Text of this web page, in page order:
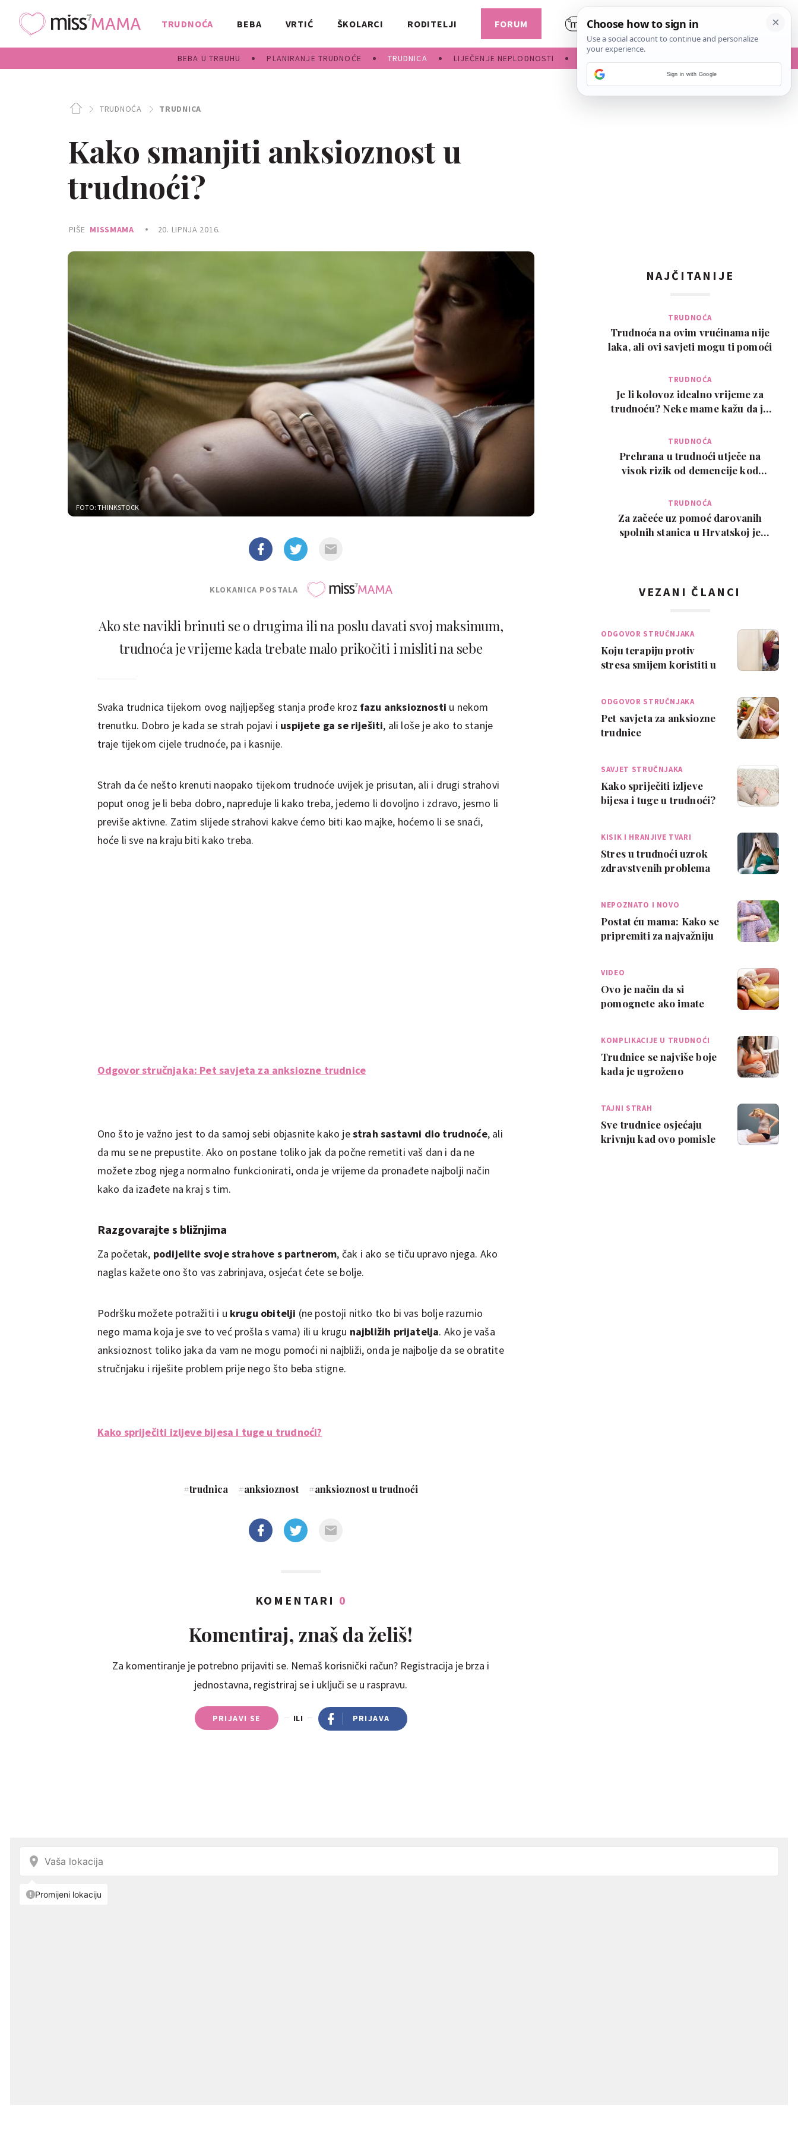
TRUDNOĆA
BEBA U TRBUHU PLANIRANJE TRUDNOĆE TRUDNICA LIJEČENJE NEPLODNOSTI
BEBA VRTIĆ ŠKOLARCI RODITELJI FORUM
TRUDNOĆA TRUDNICA
Kako smanjiti anksioznost u
trudnoći?
PIŠE MISSMAMA 20. LIPNJA 2016.
FOTO: THINKSTOCK
KLOKANICA POSTALA
Ako ste navikli brinuti se o drugima ili na poslu davati svoj maksimum,
trudnoća je vrijeme kada trebate malo prikočiti i misliti na sebe
Svaka trudnica tijekom ovog najljepšeg stanja prođe kroz fazu anksioznosti u nekom
trenutku. Dobro je kada se strah pojavi i uspijete ga se riješiti, ali loše je ako to stanje
traje tijekom cijele trudnoće, pa i kasnije.
Strah da će nešto krenuti naopako tijekom trudnoće uvijek je prisutan, ali i drugi strahovi
poput onog je li beba dobro, napreduje li kako treba, jedemo li dovoljno i zdravo, jesmo li
previše aktivne. Zatim slijede strahovi kakve ćemo biti kao majke, hoćemo li se snaći,
hoće li sve na kraju biti kako treba.
Odgovor stručnjaka: Pet savjeta za anksiozne trudnice
Ono što je važno jest to da samoj sebi objasnite kako jestrah sastavni dio trudnoće, ali
da mu se ne prepustite. Ako on postane toliko jak da počne remetiti vaš dan i da ne
možete zbog njega normalno funkcionirati, onda je vrijeme da pronađete najbolji način
kako da izađete na kraj s tim.
Razgovarajte s bližnjima
Za početak, podijelite svoje strahove s partnerom, čak i ako se tiču upravo njega. Ako
naglas kažete ono što vas zabrinjava, osjećat ćete se bolje.
Podršku možete potražiti i u krugu obitelji (ne postoji nitko tko bi vas bolje razumio
nego mama koja je sve to već prošla s vama) ili u krugu najbližih prijatelja. Ako je vaša
anksioznost toliko jaka da vam ne mogu pomoći ni najbliži, onda je najbolje da se obratite
stručnjaku i riješite problem prije nego što beba stigne.
Kako spriječiti izljeve bijesa i tuge u trudnoći?
#trudnica #anksioznost #anksioznost u trudnoći
KOMENTARI 0
Komentiraj, znaš da želiš!
Za komentiranje je potrebno prijaviti se. Nemaš korisnički račun? Registracija je brza i
jednostavna, registriraj se i uključi se u raspravu.
PRIJAVI SE ILI PRIJAVA
NAJČITANIJE
TRUDNOĆA
Trudnoća na ovim vrućinama nije
laka, ali ovi savjeti mogu ti pomoći
TRUDNOĆA
Je li kolovoz idealno vrijeme za
trudnoću? Neke mame kažu da je
TRUDNOĆA
Prehrana u trudnoći utječe na
visok rizik od demencije kod
TRUDNOĆA
Za začeće uz pomoć darovanih
spolnih stanica u Hrvatskoj je
VEZANI ČLANCI
ODGOVOR STRUČNJAKA
Koju terapiju protiv
stresa smijem koristiti u
ODGOVOR STRUČNJAKA
Pet savjeta za anksiozne
trudnice
SAVJET STRUČNJAKA
Kako spriječiti izljeve
bijesa i tuge u trudnoći?
KISIK I HRANJIVE TVARI
Stres u trudnoći uzrok
zdravstvenih problema
NEPOZNATO I NOVO
Postat ću mama: Kako se
pripremiti za najvažniju
VIDEO
Ovo je način da si
pomognete ako imate
KOMPLIKACIJE U TRUDNOĆI
Trudnice se najviše boje
kada je ugroženo
TAJNI STRAH
Sve trudnice osjećaju
krivnju kad ovo pomisle
Sign in with Google